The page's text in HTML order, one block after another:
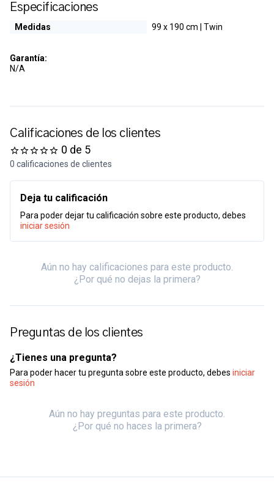
Especificaciones
Medidas 99 x 190 cm | Twin
Garantía:
N/A
Calificaciones de los clientes
0 de 5
0 calificaciones de clientes
Deja tu calificación
Para poder dejar tu calificación sobre este producto, debes
iniciar sesión
Aún no hay calificaciones para este producto.
¿Por qué no dejas la primera?
Preguntas de los clientes
¿Tienes una pregunta?
Para poder hacer tu pregunta sobre este producto, debes iniciar
sesión
Aún no hay preguntas para este producto.
¿Por qué no haces la primera?